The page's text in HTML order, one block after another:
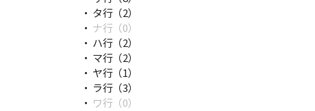
タ行（2）
ナ行 （0）
ハ行（2）
マ行（2）
ヤ行（1）
ラ行（3）
ワ行 （0）